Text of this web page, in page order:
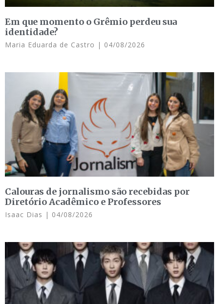
Em que momento o Grêmio perdeu sua
identidade?
Maria Eduarda de Castro 04/08/2026
Calouras de jornalismo são recebidas por
Diretório Acadêmico e Professores
Isaac Dias 04/08/2026